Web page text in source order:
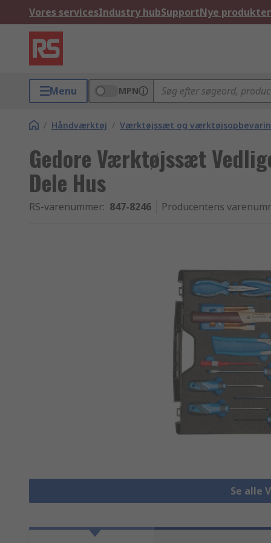
Vores servicesIndustry hubSupportNye produkter
Menu MPN
/ Håndværktøj / Værktøjssæt og
Gedore Værktøjssæt
Dele Hus
RS-varenummer: 847-8246 Producentens
Se alle